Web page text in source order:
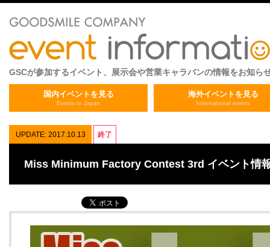
GSCが参加するイベント、展示会や営業キャラバンの情報をお知ら
国内イベントを見る
Events in Japan
海外イベントを見る
International events
UPDATE: 2017.10.13 終了
Miss Minimum Factory Contest 3rd イベント情